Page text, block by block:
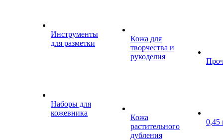
Инструменты
для разметки
Наборы для
кожевника
Кожа для
творчества и
рукоделия
Кожа
растительного
дубления
0,45